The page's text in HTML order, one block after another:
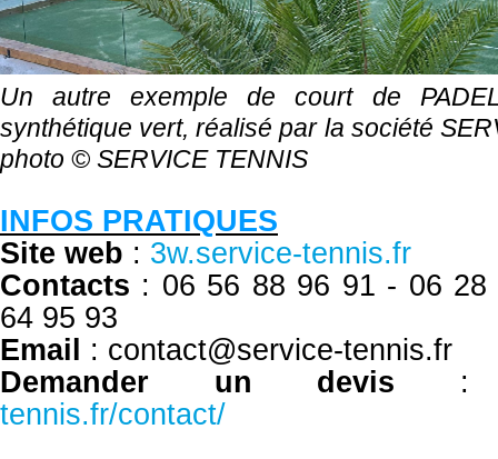
Un autre exemple de court de
synthétique vert, réalisé par la société
photo © SERVICE TENNIS
INFOS PRATIQUES
Site web : 3w.service-tennis.fr
Contacts : 06 56 88 96 91 - 06
64 95 93
Email : contact@service-tennis.fr
Demander un devis
tennis.fr/contact/